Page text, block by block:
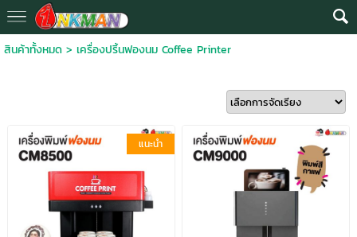
สินค้าทั้งหมด> เครื่องปริ้นฟองนม Coffee Printer
แนะนำ